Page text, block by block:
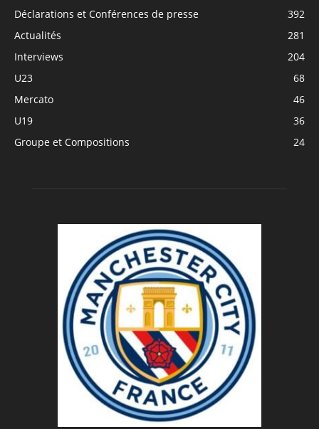
Déclarations et Conférences de presse
392
Actualités
281
Interviews
204
U23
68
Mercato
46
U19
36
Groupe et Compositions
24